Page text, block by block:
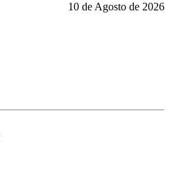
10 de Agosto de 2026